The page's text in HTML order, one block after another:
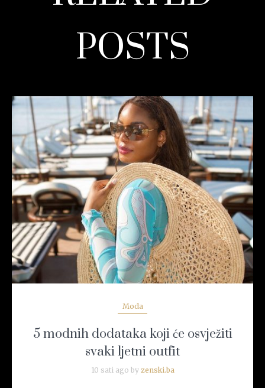
POSTS
READ MORE
Moda
5 modnih dodataka koji će osvježiti
svaki ljetni outfit
10 sati ago by zenski.ba